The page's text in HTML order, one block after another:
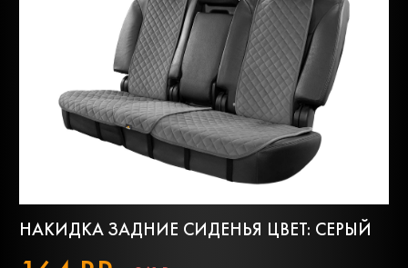
НАКИДКА ЗАДНИЕ СИДЕНЬЯ ЦВЕТ: СЕРЫЙ